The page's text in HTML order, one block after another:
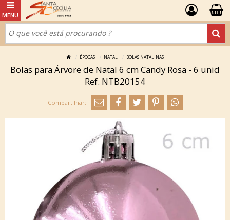
ÉPOCAS NATAL BOLAS NATALINAS
Bolas para Árvore de Natal 6 cm Candy Rosa - 6 unid
Ref. NTB20154